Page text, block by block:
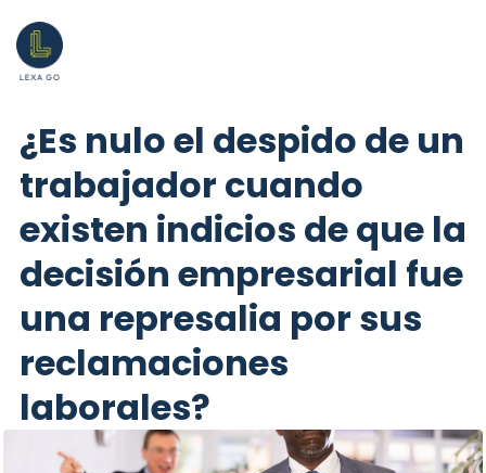
¿Es nulo el despido de un
trabajador cuando
existen indicios de que la
decisión empresarial fue
una represalia por sus
reclamaciones
laborales?